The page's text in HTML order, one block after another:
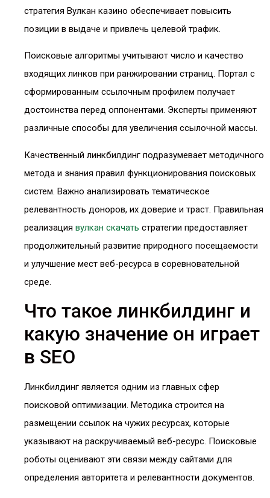
стратегия Вулкан казино обеспечивает повысить
позиции в выдаче и привлечь целевой трафик.
Поисковые алгоритмы учитывают число и качество
входящих линков при ранжировании страниц. Портал с
сформированным ссылочным профилем получает
достоинства перед оппонентами. Эксперты применяют
различные способы для увеличения ссылочной массы.
Качественный линкбилдинг подразумевает методичного
метода и знания правил функционирования поисковых
систем. Важно анализировать тематическое
релевантность доноров, их доверие и траст. Правильная
реализация вулкан скачать стратегии предоставляет
продолжительный развитие природного посещаемости
и улучшение мест веб-ресурса в соревновательной
среде.
Что такое линкбилдинг и
какую значение он играет
в SEO
Линкбилдинг является одним из главных сфер
поисковой оптимизации. Методика строится на
размещении ссылок на чужих ресурсах, которые
указывают на раскручиваемый веб-ресурс. Поисковые
роботы оценивают эти связи между сайтами для
определения авторитета и релевантности документов.